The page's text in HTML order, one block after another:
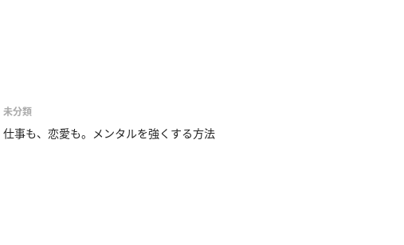
未分類
仕事も、恋愛も。メンタルを強くする方法